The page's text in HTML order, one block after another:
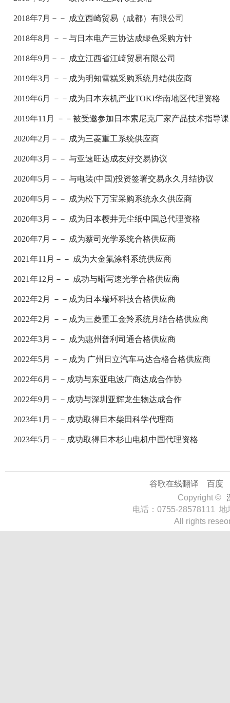
2018年7月－－ 成立西崎贸易（成都）有限公司
2018年8月 －－与日本电产三协达成绿色采购方针
2018年9月－－ 成立江西省江崎贸易有限公司
2019年3月 －－成为明知雪糕采购系统月结供应商
2019年6月 －－成为日本东机产业TOKI华南地区代理资格
2019年11月 －－被受邀参加日本索尼克厂家产品技术指导课
2020年2月－－ 成为三菱重工系统供应商
2020年3月－－ 与亚速旺达成友好交易协议
2020年5月－－ 与电装(中国)投资签署交易永久月结协议
2020年5月－－ 成为松下万宝采购系统永久供应商
2020年3月－－ 成为日本樱井无尘纸中国总代理资格
2020年7月－－ 成为蔡司光学系统合格供应商
2021年11月－－ 成为大金氟涂料系统供应商
2021年12月－－ 成功与晰写速光学合格供应商
2022年2月 －－成为日本瑞环科技合格供应商
2022年2月 －－成为三菱重工金羚系统月结合格供应商
2022年3月－－ 成为惠州普利司通合格供应商
2022年5月 －－成为 广州日立汽车马达合格合格供应商
2022年6月－－成功与东亚电波厂商达成合作协
2022年9月－－成功与深圳亚辉龙生物达成合作
2023年1月－－成功取得日本柴田科学代理商
2023年5月－－成功取得日本杉山电机中国代理资格
谷歌在线翻译
百度
Copyright ©
电话：0755-28578111 地
All rights